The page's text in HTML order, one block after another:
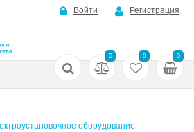
Войти Регистрация
0 0 0
оборудование